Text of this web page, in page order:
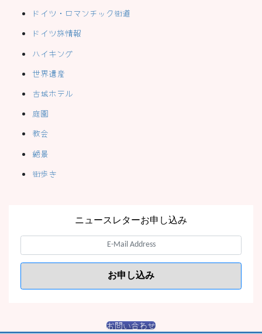
ドイツ・ロマンチック街道
ドイツ旅情報
ハイキング
世界遺産
古城ホテル
庭園
教会
絶景
街歩き
ニュースレターお申し込み
お問い合わせ